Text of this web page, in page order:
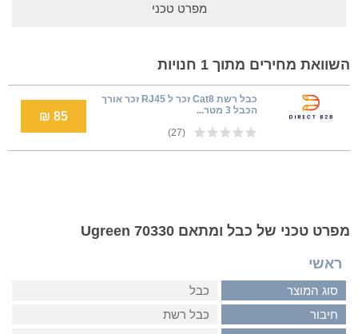
מפרט טכני
השוואת מחירים מתוך 1 חנויות
כבל רשת Cat8 זכר ל RJ45 זכר אורך
הכבל 3 מטר...
(27)
85 ₪
מפרט טכני של כבל ומתאם Ugreen 70330
ראשי
סוג המוצר
כבל
חיבור
כבל רשת